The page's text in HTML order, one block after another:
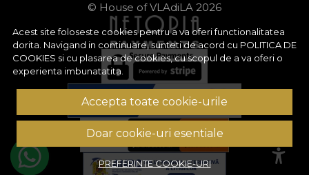
Acest site foloseste cookies pentru a va oferi functionalitatea
dorita. Navigand in continuare, sunteti de acord cu POLITICA DE
COOKIES si cu plasarea de cookies, cu scopul de a va oferi o
experienta imbunatatita.
Accepta toate cookie-urile
Doar cookie-uri esentiale
PREFERINTE COOKIE-URI
© House of VLAdiLA 2026